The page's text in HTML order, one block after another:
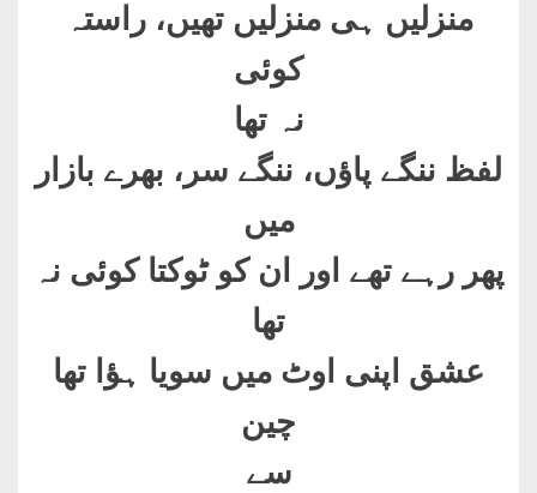
منزلیں ہی منزلیں تھیں، راستہ
کوئی
نہ تھا
لفظ ننگے پاؤں، ننگے سر، بھرے بازار
میں
پھر رہے تھے اور ان کو ٹوکتا کوئی نہ
تھا
عشق اپنی اوٹ میں سویا ہؤا تھا
چین
سے